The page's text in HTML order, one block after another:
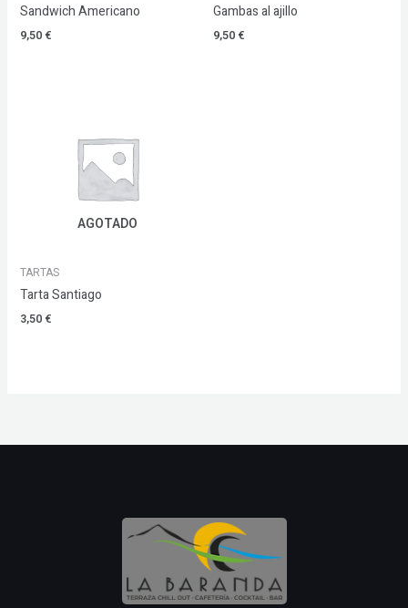
Sandwich Americano
9,50 €
Gambas al ajillo
9,50 €
AGOTADO
TARTAS
Tarta Santiago
3,50 €